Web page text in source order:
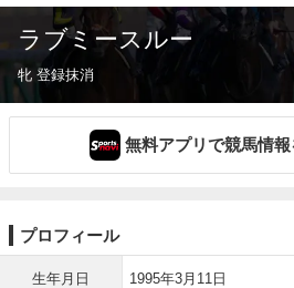
ラブミースルー
牝 登録抹消
無料アプリで競馬情
プロフィール
生年月日 1995年3月11日